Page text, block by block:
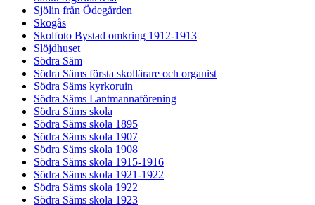
Sjölin från Ödegården
Skogås
Skolfoto Bystad omkring 1912-1913
Slöjdhuset
Södra Säm
Södra Säms första skollärare och organist
Södra Säms kyrkoruin
Södra Säms Lantmannaförening
Södra Säms skola
Södra Säms skola 1895
Södra Säms skola 1907
Södra Säms skola 1908
Södra Säms skola 1915-1916
Södra Säms skola 1921-1922
Södra Säms skola 1922
Södra Säms skola 1923